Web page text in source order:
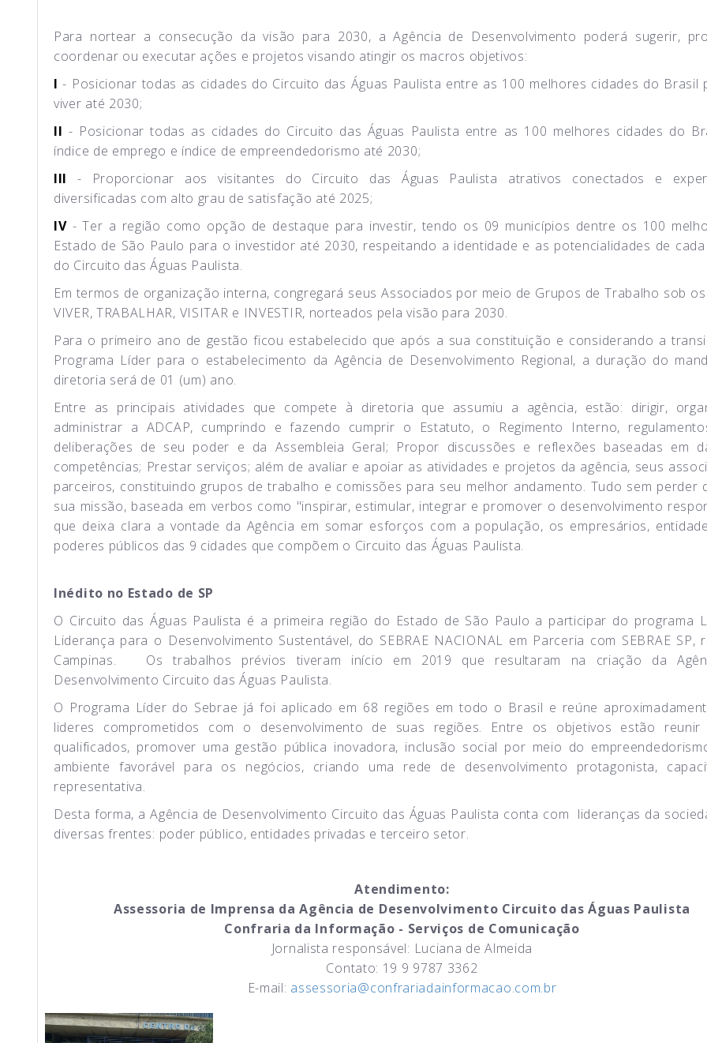
Para nortear a consecução da visão para 2030, a Agência de Desenvolvimento poderá sugerir,
coordenar ou executar ações e projetos visando atingir os macros objetivos:
I - Posicionar todas as cidades do Circuito das Águas Paulista entre as 100 melhores cidades do Brasil
viver até 2030;
II - Posicionar todas as cidades do Circuito das Águas Paulista entre as 100 melhores cidades do
índice de emprego e índice de empreendedorismo até 2030;
III - Proporcionar aos visitantes do Circuito das Águas Paulista atrativos conectados e
diversificadas com alto grau de satisfação até 2025;
IV- Ter a região como opção de destaque para investir, tendo os 09 municípios dentre os 100
Estado de São Paulo para o investidor até 2030, respeitando a identidade e as potencialidades de
do Circuito das Águas Paulista.
Em termos de organização interna, congregará seus Associados por meio de Grupos de Trabalho sob
VIVER, TRABALHAR, VISITAR e INVESTIR, norteados pela visão para 2030.
Para o primeiro ano de gestão ficou estabelecido que após a sua constituição e considerando a
Programa Líder para o estabelecimento da Agência de Desenvolvimento Regional, a duração do
diretoria será de 01 (um) ano.
Entre as principais atividades que compete à diretoria que assumiu a agência, estão: dirigir,
administrar a ADCAP, cumprindo e fazendo cumprir o Estatuto, o Regimento Interno,
deliberações de seu poder e da Assembleia Geral; Propor discussões e reflexões baseadas em
competências; Prestar serviços; além de avaliar e apoiar as atividades e projetos da agência, seus
parceiros, constituindo grupos de trabalho e comissões para seu melhor andamento. Tudo sem perder
sua missão, baseada em verbos como "inspirar, estimular, integrar e promover o desenvolvimento
que deixa clara a vontade da Agência em somar esforços com a população, os empresários,
poderes públicos das 9 cidades que compõem o Circuito das Águas Paulista.
Inédito no Estado de SP
O Circuito das Águas Paulista é a primeira região do Estado de São Paulo a participar do programa
Liderança para o Desenvolvimento Sustentável, do SEBRAE NACIONAL em Parceria com SEBRAE SP,
Campinas. Os trabalhos prévios tiveram início em 2019 que resultaram na criação da
Desenvolvimento Circuito das Águas Paulista.
O Programa Líder do Sebrae já foi aplicado em 68 regiões em todo o Brasil e reúne
lideres comprometidos com o desenvolvimento de suas regiões. Entre os objetivos estão reunir
qualificados, promover uma gestão pública inovadora, inclusão social por meio do
ambiente favorável para os negócios, criando uma rede de desenvolvimento protagonista,
representativa.
Desta forma, a Agência de Desenvolvimento Circuito das Águas Paulista conta com lideranças da
diversas frentes: poder público, entidades privadas e terceiro setor.
Atendimento:
Assessoria de Imprensa da Agência de Desenvolvimento Circuito das Águas Paulista
Confraria da Informação - Serviços de Comunicação
Jornalista responsável: Luciana de Almeida
Contato: 19 9 9787 3362
E-mail: assessoria@confrariadainformacao.com.br